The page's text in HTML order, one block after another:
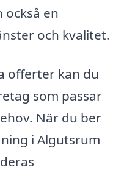
en
och kvalitet.
offerter kan du
som passar
När du ber
i Algutsrum